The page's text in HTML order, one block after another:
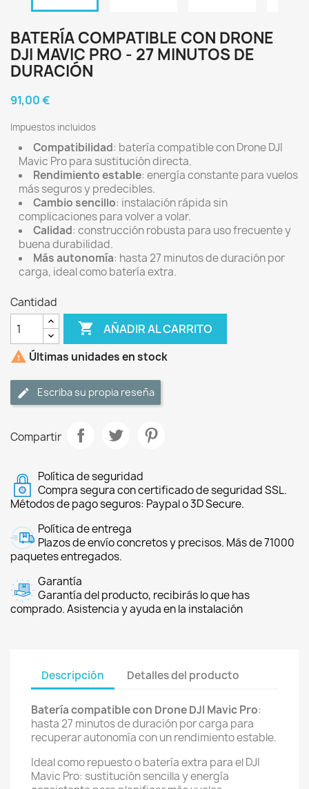
BATERÍA COMPATIBLE CON DRONE
DJI MAVIC PRO - 27 MINUTOS DE
DURACIÓN
91,00 €
Impuestos incluidos
Compatibilidad: batería compatible con Drone DJI
Mavic Pro para sustitución directa.
Rendimiento estable: energía constante para vuelos
más seguros y predecibles.
Cambio sencillo: instalación rápida sin
complicaciones para volver a volar.
Calidad: construcción robusta para uso frecuente y
buena durabilidad.
Más autonomía: hasta 27 minutos de duración por
carga, ideal como batería extra.
Cantidad
 AÑADIR AL CARRITO
 Últimas unidades en stock
Escriba su propia reseña
Compartir
Política de seguridad
Compra segura con certificado de seguridad SSL.
Métodos de pago seguros: Paypal o 3D Secure.
Política de entrega
Plazos de envío concretos y precisos. Más de 71000
paquetes entregados.
Garantía
Garantía del producto, recibirás lo que has
comprado. Asistencia y ayuda en la instalación
Descripción Detalles del producto
Batería compatible con Drone DJI Mavic Pro:
hasta 27 minutos de duración por carga para
recuperar autonomía con un rendimiento estable.
Ideal como repuesto o batería extra para el DJI
Mavic Pro: sustitución sencilla y energía